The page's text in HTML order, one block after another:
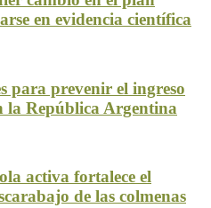
en evidencia científica
para prevenir el ingreso
la República Argentina
activa fortalece el
de las colmenas